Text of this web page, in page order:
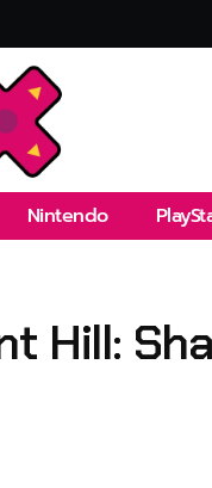
Nintendo
Hill: